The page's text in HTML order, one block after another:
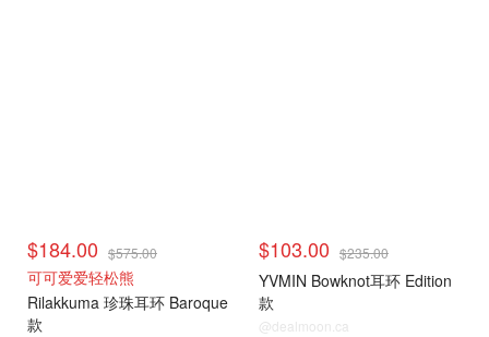
$184.00 $575.00
可可爱爱轻松熊
Rilakkuma 珍珠耳环 Baroque
款
$103.00 $235.00
YVMIN Bowknot耳环 Edition
款
@dealmoon.ca